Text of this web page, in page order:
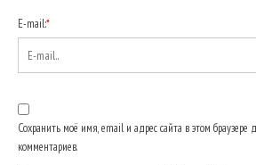
E-mail:*
Сохранить моё имя, email и адрес сайта в этом
комментариев.